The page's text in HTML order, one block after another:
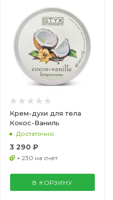
Крем-духи для тела
Кокос-Ваниль
Достаточно
3 290 ₽
+ 230 на счет
В КОРЗИНУ